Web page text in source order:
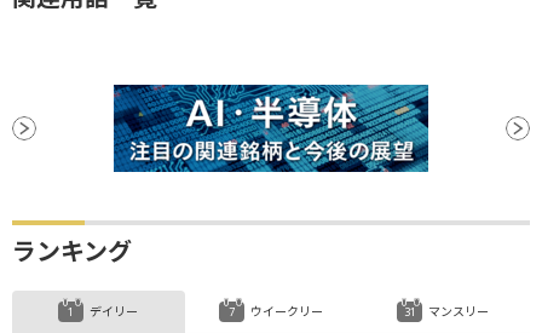
ランキング
デイリー ウイークリー マンスリー